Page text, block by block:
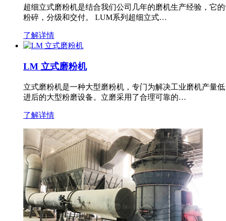
超细立式磨粉机是结合我们公司几年的磨机生产经验，它
粉碎，分级和交付。 LUM系列超细立式…
了解详情
LM 立式磨粉机
立式磨粉机是一种大型磨粉机，专门为解决工业磨机产量
进后的大型粉磨设备。立磨采用了合理可靠的…
了解详情